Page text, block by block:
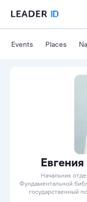
Events Places
Начальник
Фундаментальной
государственный